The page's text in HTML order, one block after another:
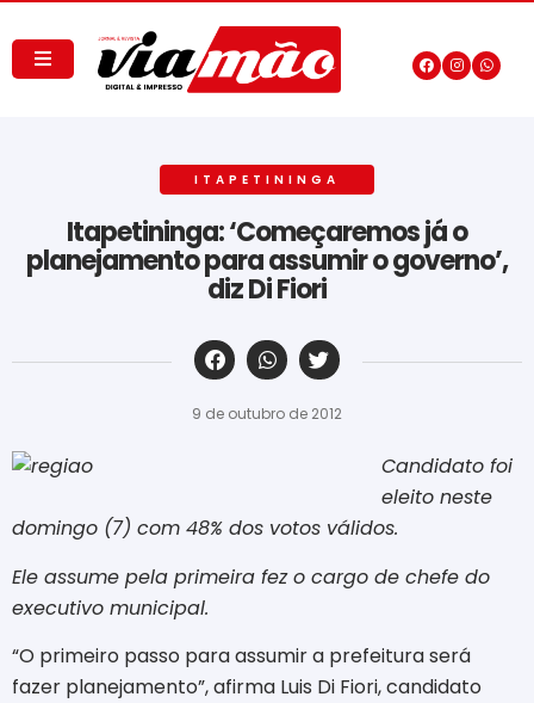
ITAPETININGA
Itapetininga: ‘Começaremos já o
planejamento para assumir o governo’,
diz Di Fiori
‎ ‎ ‎ ‎ ‎ ‎ ‎ ‎ ‎ ‎ ‎ ‎ ‎ ‎ ‎ ‎ ‎ ‎ ‎ ‎ ‎ ‎ ‎ ‎ ‎ ‎ ‎ ‎ ‎ ‎ ‎
9 de outubro de 2012
Candidato foi
eleito neste
domingo (7) com 48% dos votos válidos.
Ele assume pela primeira fez o cargo de chefe do
executivo municipal.
“O primeiro passo para assumir a prefeitura será
fazer planejamento”, afirma Luis Di Fiori, candidato